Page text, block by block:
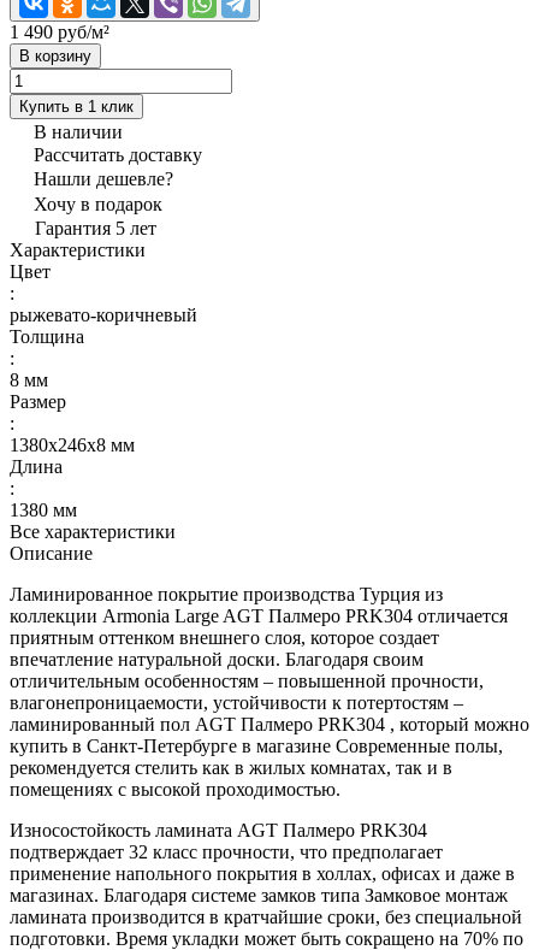
1 490 руб/м²
В корзину
Купить в 1 клик
В наличии
Рассчитать доставку
Нашли дешевле?
Хочу в подарок
Гарантия 5 лет
Характеристики
Цвет
:
рыжевато-коричневый
Толщина
:
8 мм
Размер
:
1380x246x8 мм
Длина
:
1380 мм
Все характеристики
Описание
Ламинированное покрытие производства Турция из
коллекции Armonia Large AGT Палмеро PRK304 отличается
приятным оттенком внешнего слоя, которое создает
впечатление натуральной доски. Благодаря своим
отличительным особенностям – повышенной прочности,
влагонепроницаемости, устойчивости к потертостям –
ламинированный пол AGT Палмеро PRK304 , который можно
купить в Санкт-Петербурге в магазине Современные полы,
рекомендуется стелить как в жилых комнатах, так и в
помещениях с высокой проходимостью.
Износостойкость ламината AGT Палмеро PRK304
подтверждает 32 класс прочности, что предполагает
применение напольного покрытия в холлах, офисах и даже в
магазинах. Благодаря системе замков типа Замковое монтаж
ламината производится в кратчайшие сроки, без специальной
подготовки. Время укладки может быть сокращено на 70% по